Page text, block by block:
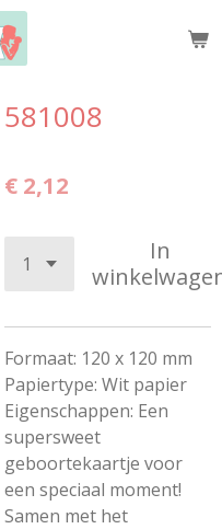
581008
€ 2,12
In
Formaat: 120 x 120 mm
Papiertype: Wit papier
Eigenschappen: Een
supersweet
geboortekaartje voor
een speciaal moment!
Samen met het